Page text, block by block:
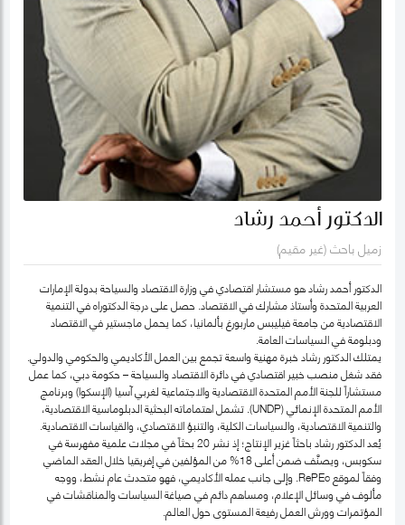
الدكتور أحمد رشاد
زميل باحث (غير مقيم)
الدكتور أحمد رشاد هو مستشار اقتصادي في وزارة الاقتصاد والسياحة بدولة الإمارات
العربية المتحدة وأستاذ مشارك في الاقتصاد. حصل على درجة الدكتوراه في التنمية
الاقتصادية من جامعة فيليبس ماربورغ بألمانيا، كما يحمل ماجستير في الاقتصاد
ودبلومة في السياسات العامة.
يمتلك الدكتور رشاد خبرة مهنية واسعة تجمع بين العمل الأكاديمي والحكومي والدولي.
فقد شغل منصب خبير اقتصادي في دائرة الاقتصاد والسياحة – حكومة دبي، كما عمل
مستشاراً للجنة الأمم المتحدة الاقتصادية والاجتماعية لغربي آسيا (الإسكوا) وبرنامج
الأمم المتحدة الإنمائي (UNDP). تشمل اهتماماته البحثية الدبلوماسية الاقتصادية،
والتنمية الاقتصادية، والسياسات الكلية، والتنبؤ الاقتصادي، والقياسات الاقتصادية.
يُعد الدكتور رشاد باحثاً غزير الإنتاج؛ إذ نشر 20 بحثاً في مجلات علمية مفهرسة في
سكوبس، ويصنَّف ضمن أعلى 18% من المؤلفين في إفريقيا خلال العقد الماضي
وفقاً لموقع RePEc. وإلى جانب عمله الأكاديمي، فهو متحدث عام نشط، ووجه
مألوف في وسائل الإعلام، ومساهم دائم في صياغة السياسات والمناقشات في
المؤتمرات وورش العمل رفيعة المستوى حول العالم.